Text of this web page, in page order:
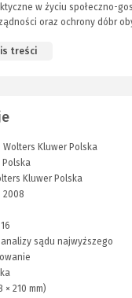
w życiu społeczno-
oraz ochrony dóbr
treści
Wolters Kluwer Polska
Polska
Kluwer Polska
2008
sądu najwyższego
× 210 mm)